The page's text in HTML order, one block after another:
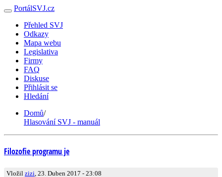
PortálSVJ.cz
Přehled SVJ
Odkazy
Mapa webu
Legislativa
Firmy
FAQ
Diskuse
Přihlásit se
Hledání
Domů/
Hlasování SVJ - manuál
Filozofie programu je
Vložil zizi , 23. Duben 2017 - 23:08